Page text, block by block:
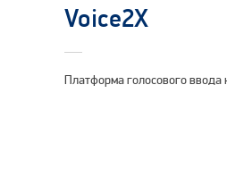
Voice2X
Платформа голосового ввода